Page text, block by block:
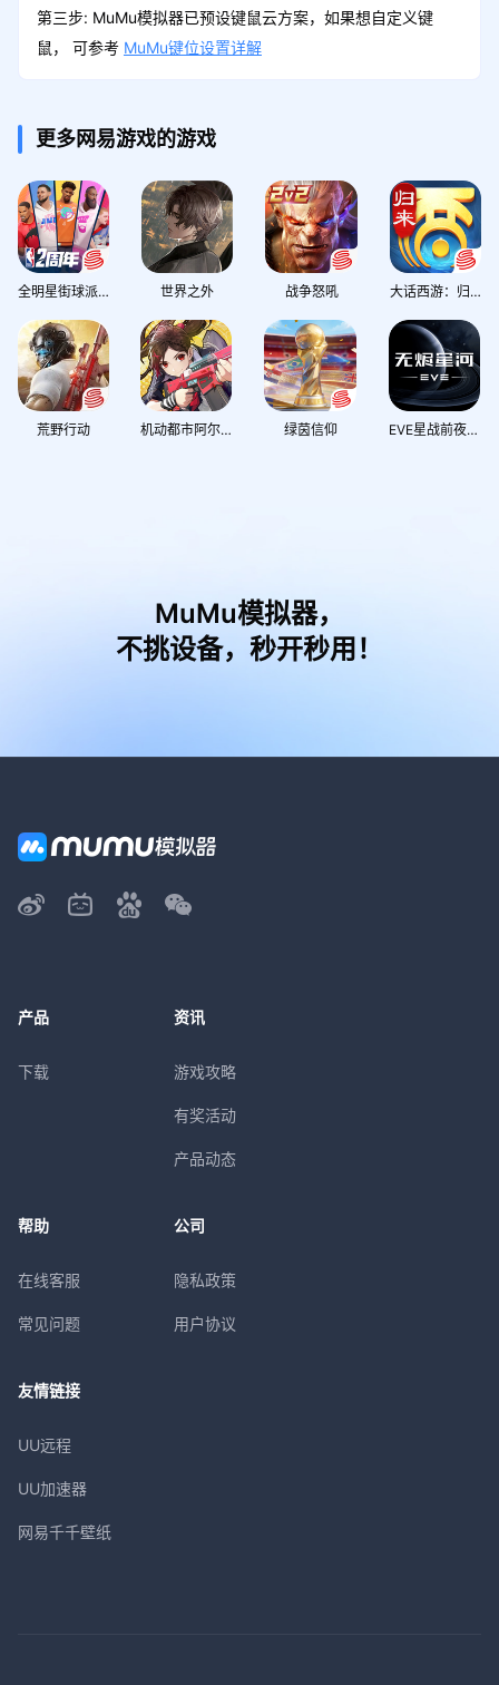
第三步: MuMu模拟器已预设键鼠云方案，如果想自定义键
鼠， 可参考 MuMu键位设置详解
更多网易游戏的游戏
全明星街球派对 世界之外 战争怒吼 大话西游：归来
荒野行动 机动都市阿尔法 绿茵信仰 EVE星战前夜：无烬星河
MuMu模拟器，
不挑设备，秒开秒用！
产品
下载
资讯
游戏攻略
有奖活动
产品动态
帮助
在线客服
常见问题
公司
隐私政策
用户协议
友情链接
UU远程
UU加速器
网易千千壁纸